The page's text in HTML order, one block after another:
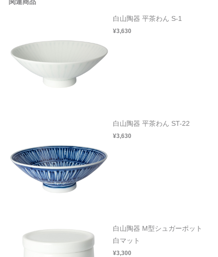
白山陶器 平茶わん S-1
¥3,630
白山陶器 平茶わん ST-22
¥3,630
白山陶器 M型シュガーポット
白マット
¥3,300